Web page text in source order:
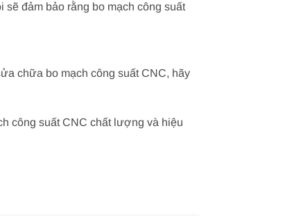
đảm bảo rằng bo mạch công suất
chữa bo mạch công suất CNC, hãy
công suất CNC chất lượng và hiệu